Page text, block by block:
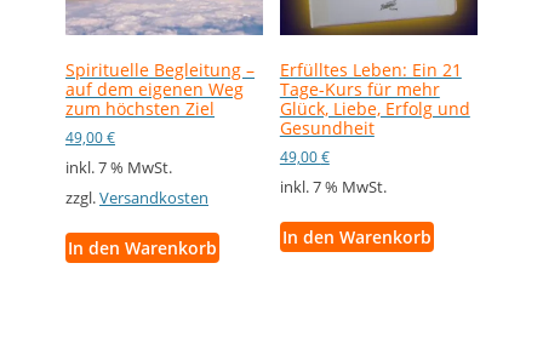
Spirituelle Begleitung –
auf dem eigenen Weg
zum höchsten Ziel
49,00€
inkl. 7 % MwSt.
zzgl.Versandkosten
In den Warenkorb
Erfülltes Leben: Ein 21
Tage-Kurs für mehr
Glück, Liebe, Erfolg und
Gesundheit
49,00€
inkl. 7 % MwSt.
In den Warenkorb